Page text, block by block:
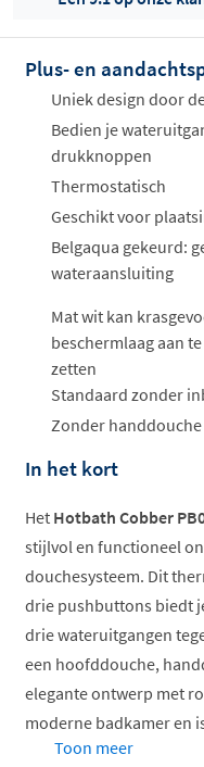
Offertes
ophalen...
Plus- en
Uniek design door
Bedien je
drukknoppen
Thermostatisch
Geschikt voor
Belgaqua gekeurd:
wateraansluiting
Mat wit kan
beschermlaag aan
zetten
Standaard zonder
Zonder
In het kort
Het Hotbath Cobber
stijlvol en functioneel
douchesysteem. Dit
drie pushbuttons biedt
drie wateruitgangen
een hoofddouche,
elegante ontwerp met
moderne badkamer en
zeventien verschillende
Toon meer